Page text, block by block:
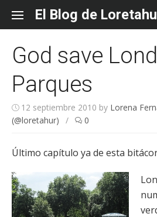
content
El Blog de
God save
Parques
12 septiembre 2010 by Lorena
(@loretahur)
/ 0
Último capítulo ya de esta